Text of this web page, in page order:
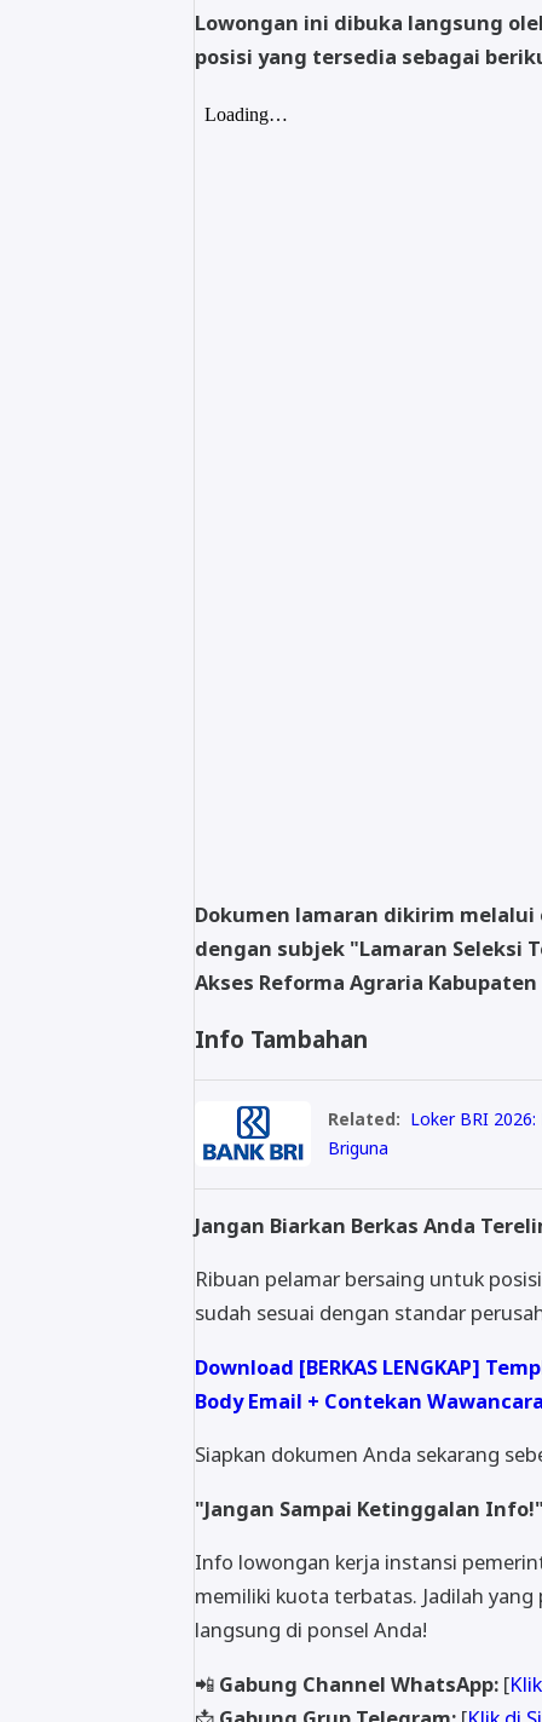
Lowongan ini dibuka langsung
posisi yang tersedia sebagai
Dokumen lamaran dikirim melalui
dengan subjek "Lamaran Seleksi
Akses Reforma Agraria
Info Tambahan
Related: Loker BRI
Briguna
Jangan Biarkan Berkas Anda
Ribuan pelamar bersaing untuk
sudah sesuai dengan standar
Download [BERKAS LENGKAP]
Body Email + Contekan
Siapkan dokumen Anda sekarang
"Jangan Sampai Ketinggalan Info!"
Info lowongan kerja instansi
memiliki kuota terbatas. Jadilah
langsung di ponsel Anda!
📲 Gabung Channel WhatsApp: [